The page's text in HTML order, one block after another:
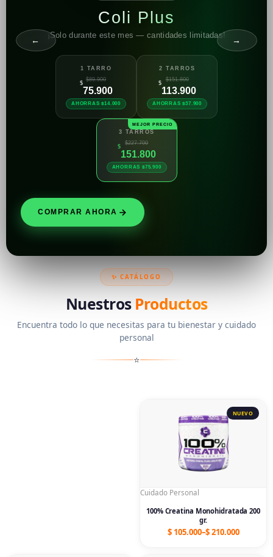
Coli Plus
¡Solo durante este mes — cantidades limitadas!
1 TARRO
$89.900
$
75.900
AHORRAS $14.000
2 TARROS
$151.800
$
113.900
AHORRAS $37.900
3 TARROS
$227.700
$
151.800
AHORRAS $75.900
COMPRAR AHORA
← →
✨ CATÁLOGO
Nuestros Productos
Encuentra todo lo que necesitas para tu bienestar y cuidado
personal
⭐
Cuidado Personal
100% Creatina Monohidratada 200
gr.
$105.000–$210.000
range:
$ 105.000
through
$ 210.000